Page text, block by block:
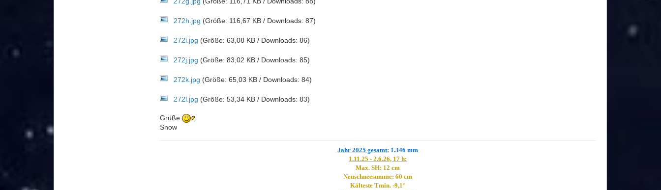
272h.jpg (Größe: 116,67 KB / Downloads: 87)
272i.jpg (Größe: 63,08 KB / Downloads: 86)
272j.jpg (Größe: 83,02 KB / Downloads: 85)
272k.jpg (Größe: 65,03 KB / Downloads: 84)
272l.jpg (Größe: 53,34 KB / Downloads: 83)
Grüße
Snow
Jahr 2025 gesamt: 1.346 mm
1.11.25 - 2.6.26, 17 h:
Max. SH: 12 cm
Neuschneesumme: 60 cm
Kälteste Tmin. -9,1°